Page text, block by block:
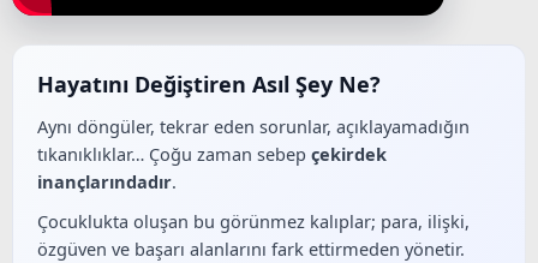
a
n
a
h
i
Hayatını Değiştiren Asıl Şey Ne?
Aynı döngüler, tekrar eden sorunlar, açıklayamadığın
tıkanıklıklar… Çoğu zaman sebep çekirdek
inançlarındadır.
Çocuklukta oluşan bu görünmez kalıplar; para, ilişki,
özgüven ve başarı alanlarını fark ettirmeden yönetir.